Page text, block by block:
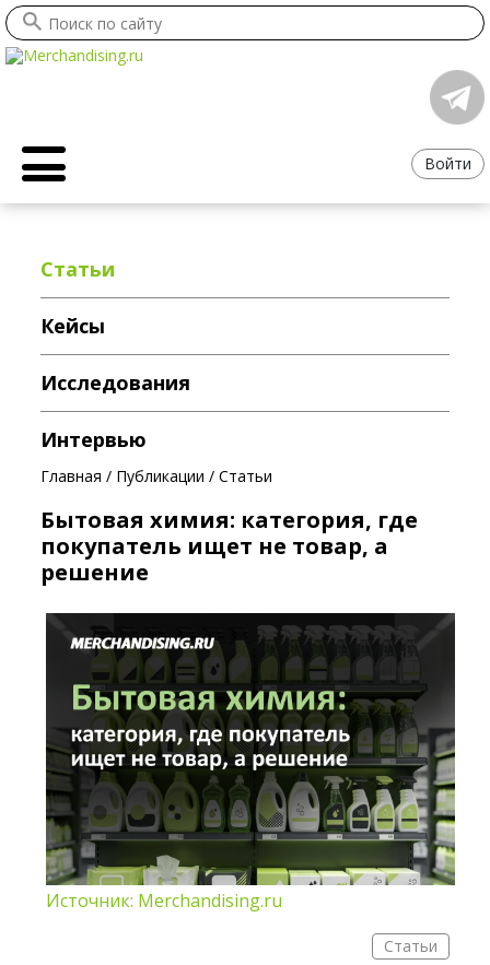
Войти
Главная / Публикации /Статьи
Бытовая химия: категория, где
покупатель ищет не товар, а
решение
Источник: Merchandising.ru
Статьи
Статьи
Кейсы
Исследования
Интервью